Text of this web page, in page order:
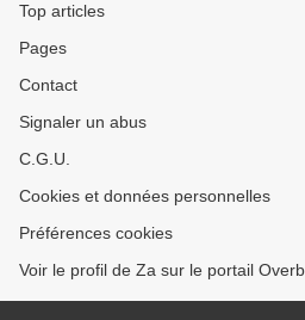
Top articles
Pages
Contact
Signaler un abus
C.G.U.
Cookies et données personnelles
Préférences cookies
Voir le profil de Za sur le portail